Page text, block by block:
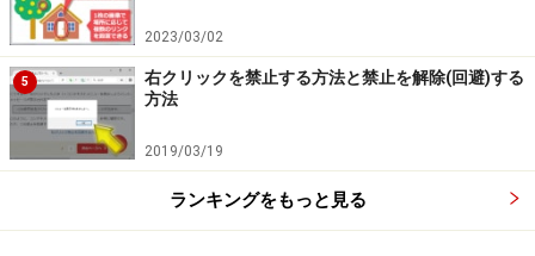
ですから、なんとか構成を再検討して、１画面分で
TABLEを分割できるような構成に変えてみましょう。
※1:アクセス者の環境によって１画面の高さは異なりますが、だいたい
2023/03/02
5
右クリックを禁止する方法と禁止を解除(回避)する
方法
2019/03/19
ランキングをもっと見る